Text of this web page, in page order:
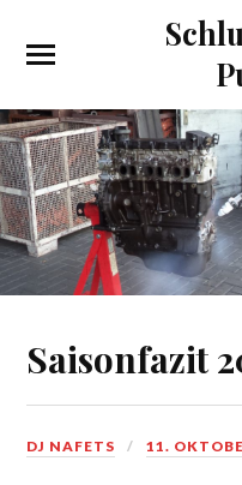
Saisonfazit
DJ NAFETS 11.